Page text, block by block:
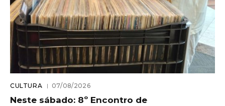
CULTURA 07/08/2026
Neste sábado: 8º Encontro de